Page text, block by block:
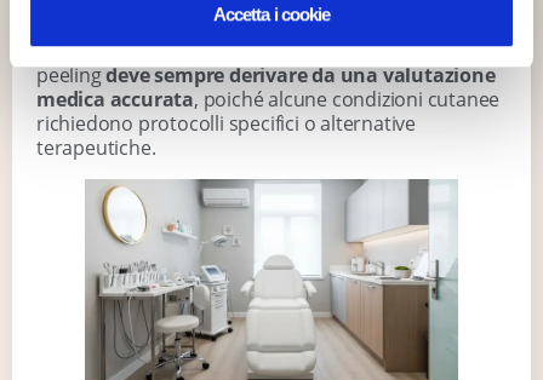
Accetta i cookie
È fondamentale sottolineare che l’indicazione al
peelingdeve sempre derivare da una valutazione
medica accurata, poiché alcune condizioni cutanee
richiedono protocolli specifici o alternative
terapeutiche.